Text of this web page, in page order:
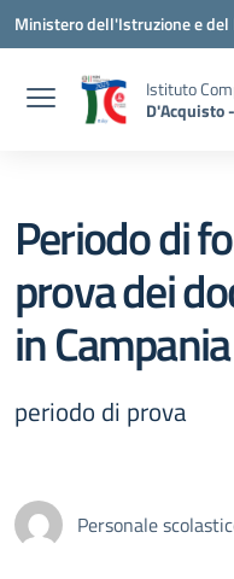
Vai ai contenuti
Vai al menu di navigazione
Vai al footer
Ministero dell'Istruzione e
Istituto
D'Acquisto
Periodo di
prova dei
in Campania
periodo di prova
Personale